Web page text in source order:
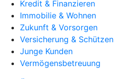
Kredit & Finanzieren
Immobilie & Wohnen
Zukunft & Vorsorgen
Versicherung & Schützen
Junge Kunden
Vermögensbetreuung